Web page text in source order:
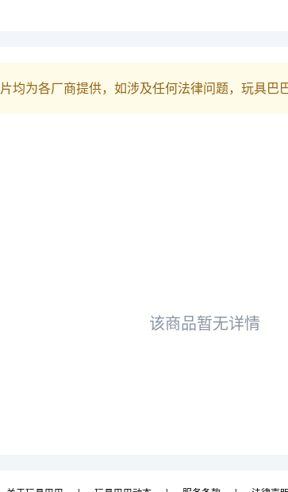
均为各厂商提供，如涉及任何法律问题，玩具巴
该商品暂无详情